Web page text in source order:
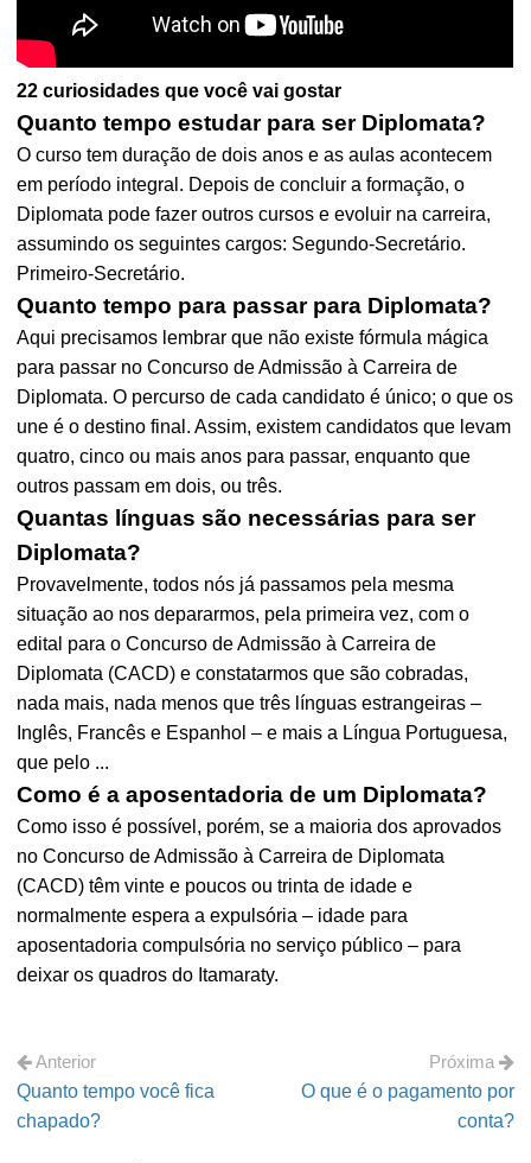
22 curiosidades que você vai gostar
Quanto tempo estudar para ser Diplomata?
O curso tem duração de dois anos e as aulas acontecem
em período integral. Depois de concluir a formação, o
Diplomata pode fazer outros cursos e evoluir na carreira,
assumindo os seguintes cargos: Segundo-Secretário.
Primeiro-Secretário.
Quanto tempo para passar para Diplomata?
Aqui precisamos lembrar que não existe fórmula mágica
para passar no Concurso de Admissão à Carreira de
Diplomata. O percurso de cada candidato é único; o que os
une é o destino final. Assim, existem candidatos que levam
quatro, cinco ou mais anos para passar, enquanto que
outros passam em dois, ou três.
Quantas línguas são necessárias para ser
Diplomata?
Provavelmente, todos nós já passamos pela mesma
situação ao nos depararmos, pela primeira vez, com o
edital para o Concurso de Admissão à Carreira de
Diplomata (CACD) e constatarmos que são cobradas,
nada mais, nada menos que três línguas estrangeiras –
Inglês, Francês e Espanhol – e mais a Língua Portuguesa,
que pelo ...
Como é a aposentadoria de um Diplomata?
Como isso é possível, porém, se a maioria dos aprovados
no Concurso de Admissão à Carreira de Diplomata
(CACD) têm vinte e poucos ou trinta de idade e
normalmente espera a expulsória – idade para
aposentadoria compulsória no serviço público – para
deixar os quadros do Itamaraty.
Anterior
Quanto tempo você fica
chapado?
Próxima
O que é o pagamento por
conta?